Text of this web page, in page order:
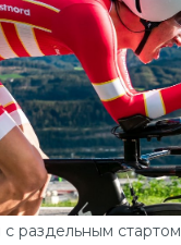
с раздельным стартом